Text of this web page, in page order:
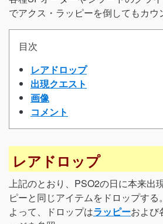
でアクス・ラッピーを倒してもカウ
目次
レアドロップ
出現クエスト
画像
コメント
レアドロップ
上記のとおり、PSO2の日に本来出
ピーと同じアイテムをドロップする。
よって、ドロップはラッピーおよび